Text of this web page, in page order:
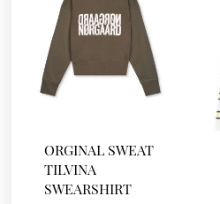
ORGINAL SWEAT
TILVINA
SWEARSHIRT